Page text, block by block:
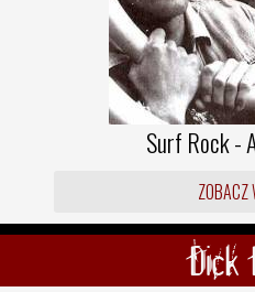
Surf Rock -
ZOBACZ
Dick